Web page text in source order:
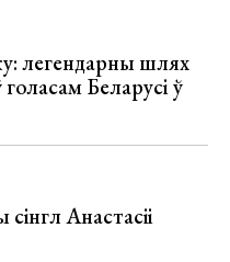
легендарны шлях
Беларусі ў
Анастасіі